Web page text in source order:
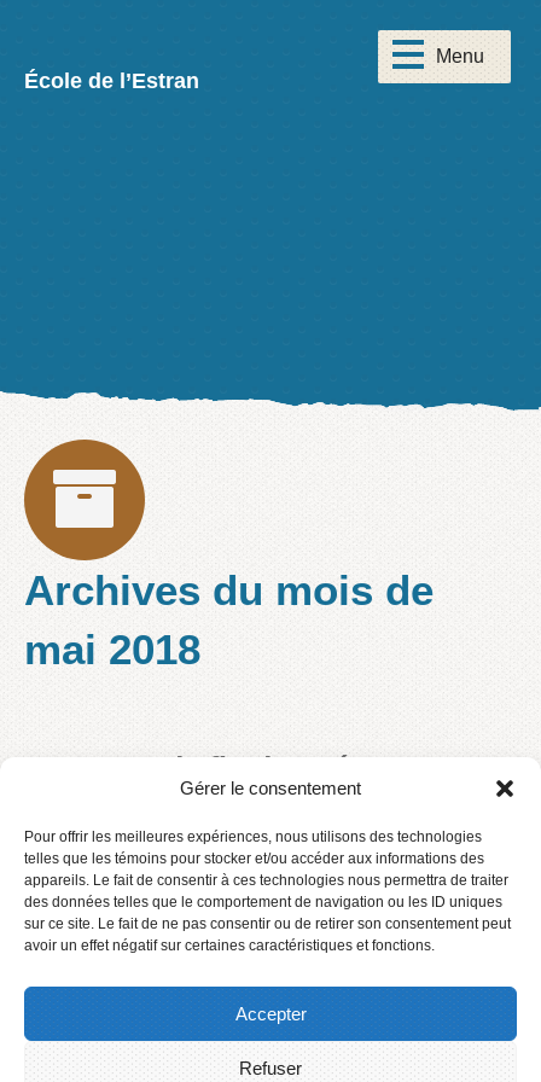
Gérer le consentement
Pour offrir les meilleures expériences, nous utilisons des technologies
telles que les témoins pour stocker et/ou accéder aux informations des
appareils. Le fait de consentir à ces technologies nous permettra de traiter
des données telles que le comportement de navigation ou les ID uniques
sur ce site. Le fait de ne pas consentir ou de retirer son consentement peut
avoir un effet négatif sur certaines caractéristiques et fonctions.
Accepter
Refuser
École de l’Estran
Archives du mois de
mai 2018
Examens de fin d’année
Qui dit fin d’année, dit examens! Il est donc très
important de mettre en place toutes les conditions
nécessaires afin de favoriser la réussite scolaire de
nos jeunes. Malgré le[…]